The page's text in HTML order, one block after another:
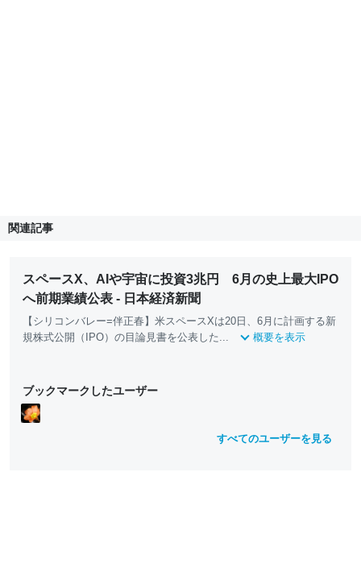
関連記事
スペースX、AIや宇宙に投資3兆円 6月の史上最大IPO
へ前期業績公表 - 日本経済新聞
【シリコンバレー=伴正春】米スペースXは20日、6月に計画する新
規株式公開（IPO）の目論見書を公表した...
概要を表示
ブックマークしたユーザー
すべてのユーザーを見る